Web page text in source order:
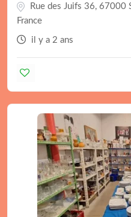
Rue des Juifs 36, 67000
France
il y a 2 ans